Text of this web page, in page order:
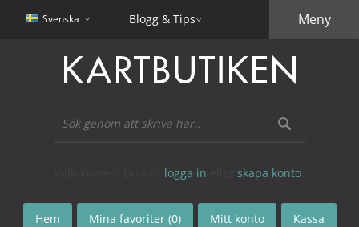
Svenska Blogg & Tips
logga in skapa konto
Hem Mina favoriter (0) Mitt konto Kassa
Meny